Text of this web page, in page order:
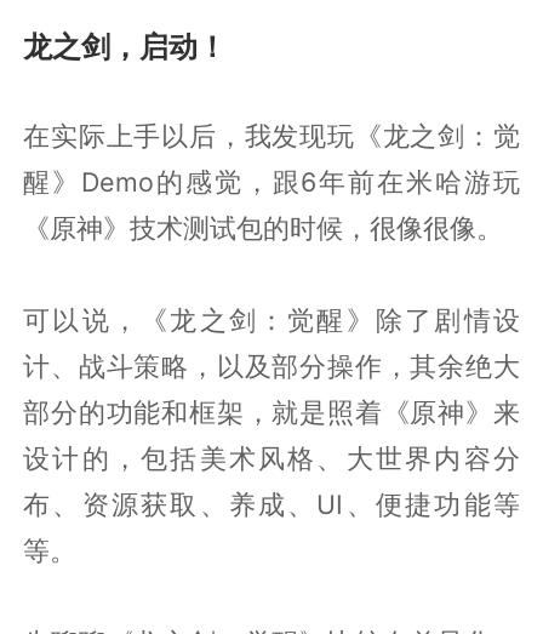
龙之剑，启动！
在实际上手以后，我发现玩《龙之剑：觉
醒》Demo的感觉，跟6年前在米哈游玩
《原神》技术测试包的时候，很像很像。
可以说，《龙之剑：觉醒》除了剧情设
计、战斗策略，以及部分操作，其余绝大
部分的功能和框架，就是照着《原神》来
设计的，包括美术风格、大世界内容分
布、资源获取、养成、UI、便捷功能等
等。